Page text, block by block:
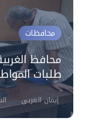
محافظات
محافظ
طلبات
إيمان العربي